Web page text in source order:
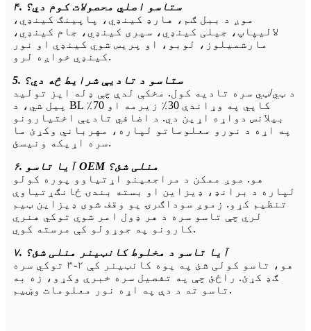
۴. ستاسو اصلي محصولات کوم دي؟
موږ د ببل ګم، هارډ کینډي، پاپینګ کینډي،
لالیپاپ، جیلی کینډي، سپری کینډي، جام کینډي،
مارشمیلوز، لوبو، او پریس شوي کینډي او نور
کینډي خواږه لرو.
5. ستاسو د تادیې شرایط څه دي؟
د ټي/ټي سره تادیه کول. مخکې لدې چې ډله ایز تولید
پیل شي، د BL کاپي په وړاندې 30٪ زیرمه او 70٪
بیلانس دواړه اړین دي. د اضافي تادیې اختیارونو
په اړه د نورو معلوماتو لپاره، مهرباني وکړئ ما
سره اړیکه ونیسئ.
۶. آیا تاسو OEM منلی شئ؟
هو. موږ ممکن د مراجعینو اړتیاوو پوره کولو
لپاره د برانډ، ډیزاین او بسته بندۍ ځانګړتیاوې
تنظیم کړو. زموږ سوداګرۍ یو وقف شوی ډیزاین ټیم
لري چې تاسو سره د هر ډول امر شوي توکي هنري
کارونو په جوړولو کې مرسته کوي.
۷. آیا تاسو د مخلوط کانټینر منلی شئ؟
هو، تاسو کولی شئ په یوه کانټینر کې ۲-۳ توکي سره
ګډ کړئ. راځئ چې په تفصیل سره خبرې وکړو، زه به
تاسو ته د دې په اړه نور معلومات وښیم.